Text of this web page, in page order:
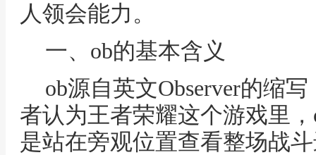
人领会能力。
一、ob的基本含义
ob源自英文Observer的缩
者认为王者荣耀这个游戏里
是站在旁观位置查看整场战